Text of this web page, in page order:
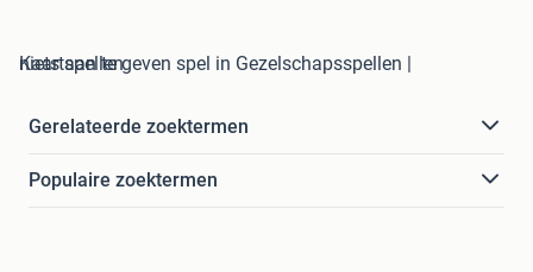
niets aan te geven spel in Gezelschapsspellen | Kaartspellen
Gerelateerde zoektermen
Populaire zoektermen